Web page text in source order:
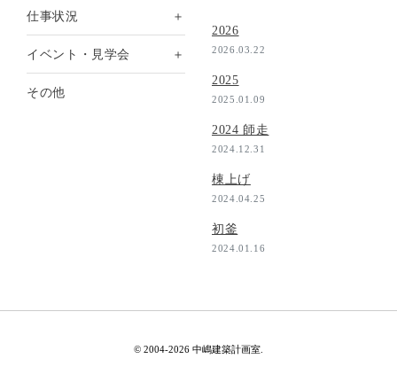
仕事状況 ＋
イベント・見学会 ＋
その他
2026
2026.03.22
2025
2025.01.09
2024 師走
2024.12.31
棟上げ
2024.04.25
初釜
2024.01.16
© 2004-2026 中嶋建築計画室.